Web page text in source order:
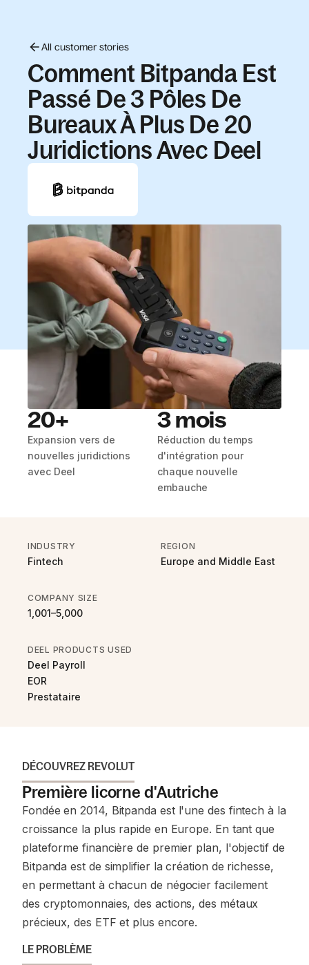
All customer stories
Comment Bitpanda Est
Passé De 3 Pôles De
Bureaux À Plus De 20
Juridictions Avec Deel
20+
Expansion vers de
nouvelles juridictions
avec Deel
3 mois
Réduction du temps
d'intégration pour
chaque nouvelle
embauche
INDUSTRY
Fintech
REGION
Europe and Middle East
COMPANY SIZE
1,001–5,000
DEEL PRODUCTS USED
Deel Payroll
EOR
Prestataire
DÉCOUVREZ REVOLUT
Première licorne d'Autriche
Fondée en 2014, Bitpanda est l'une des fintech à la
croissance la plus rapide en Europe. En tant que
plateforme financière de premier plan, l'objectif de
Bitpanda est de simplifier la création de richesse,
en permettant à chacun de négocier facilement
des cryptomonnaies, des actions, des métaux
précieux, des ETF et plus encore.
LE PROBLÈME